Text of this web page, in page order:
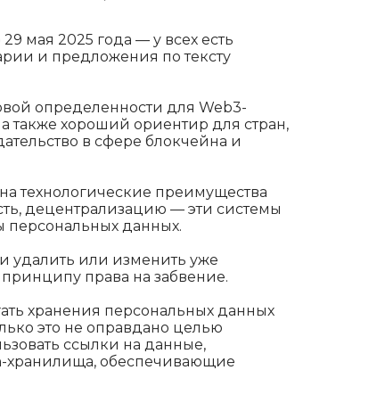
мая 2025 года — у всех есть
и предложения по тексту
определенности для Web3-
также хороший ориентир для стран,
в сфере блокчейна и
технологические преимущества
децентрализацию — эти системы
персональных данных.
удалить или изменить уже
права на забвение.
хранения персональных данных
это не оправдано целью
ссылки на данные,
хранилища, обеспечивающие